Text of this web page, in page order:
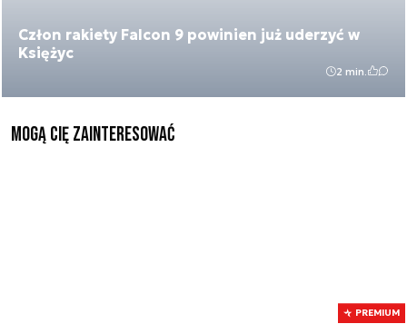
Człon rakiety Falcon 9 powinien już uderzyć w
Księżyc
2 min.
Mogą Cię zainteresować
PREMIUM